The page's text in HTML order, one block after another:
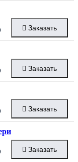
Заказать
Заказать
Заказать
Заказать